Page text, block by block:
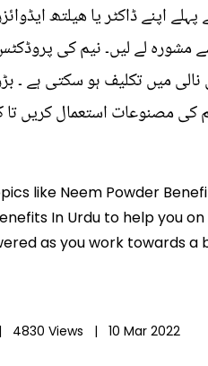
اپنے ڈاکٹر یا ھیلتھ
مشورہ لے لیں۔ نیم کی
میں تکلیف ہو سکتی ہے ۔
کی مصنوعات استعمال کریں
like Neem Powder
In Urdu to help you
as you work towards a
4830 Views | 10 Mar 2022